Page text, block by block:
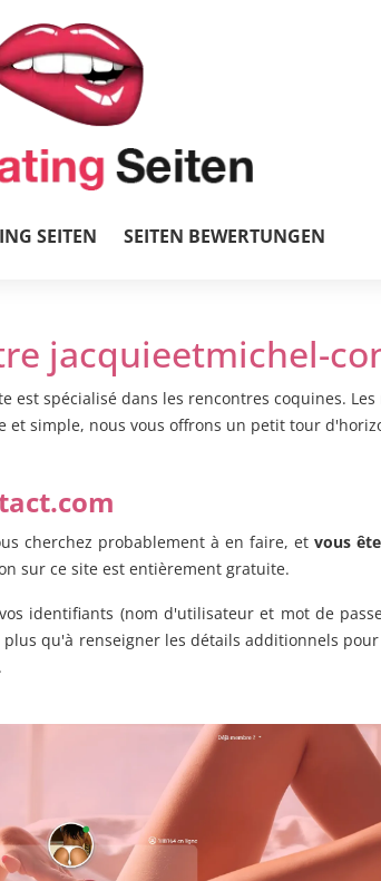
SEITEN SEITEN BEWERTUNGEN
jacquieetmichel-
est spécialisé dans les rencontres coquines.
simple, nous vous offrons un petit tour
cherchez probablement à en faire, et vous
sur ce site est entièrement gratuite.
identifiants (nom d'utilisateur et mot de
plus qu'à renseigner les détails additionnels